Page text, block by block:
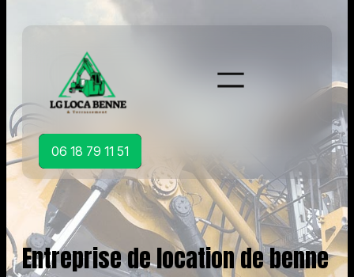
06 18 79 11 51
Entreprise de location de benne